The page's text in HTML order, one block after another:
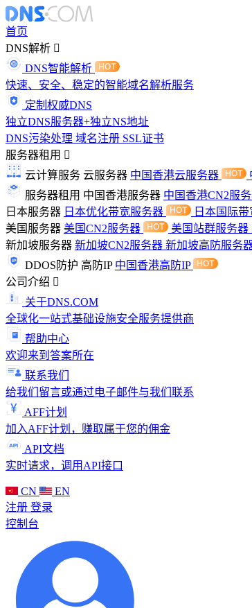
首页
DNS解析
DNS智能解析
快速、安全、稳定的智能域名解析服务
定制权威DNS
独立DNS服务器+独立NS地址
DNS污染处理 域名注册 SSL证书
服务器租用
云计算服务 云服务器 中国香港云服务器
服务器租用 中国香港服务器 中国香港CN2服
日本服务器 日本优化带宽服务器
日本国际
美国服务器 美国CN2服务器 美国站群服务器
新加坡服务器 新加坡CN2服务器 新加坡高防服务
DDOS防护 高防IP 中国香港高防IP
公司介绍
关于DNS.COM
全球化一站式基础设施安全服务提供商
帮助中心
欢迎来到答案所在
联系我们
给我们留言或通过电子邮件与我们联系
AFF计划
加入AFF计划，赚取属于您的佣金
API文档
实时请求，调用API接口
CN
EN
注册 登录
控制台